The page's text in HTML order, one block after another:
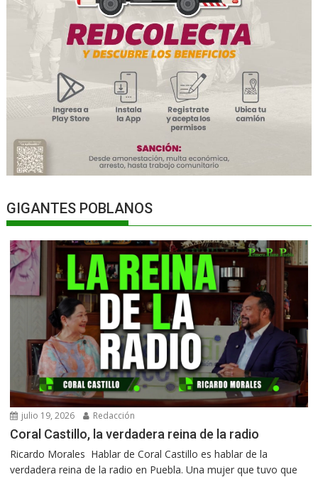
GIGANTES POBLANOS
julio 19, 2026 Redacción
Coral Castillo, la verdadera reina de la radio
Ricardo Morales Hablar de Coral Castillo es hablar de la
verdadera reina de la radio en Puebla. Una mujer que tuvo que